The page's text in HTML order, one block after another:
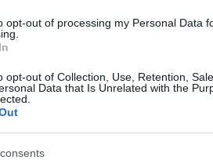
opt-out of processing my Personal Data
opt-out of Collection, Use, Retention,
Data that Is Unrelated with the
– afferma il presidente
bene il campionato di A2
Aversa. Siamo arrivati alla
senz’altro di
grande aiuto
salvezza.Sia chiaro:
in alcun modo una bocciatura
nuovi esami per valutare le
presto a disposizione”.